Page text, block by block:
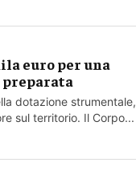
euro per una
preparata
dotazione strumentale,
sul territorio. Il Corpo...